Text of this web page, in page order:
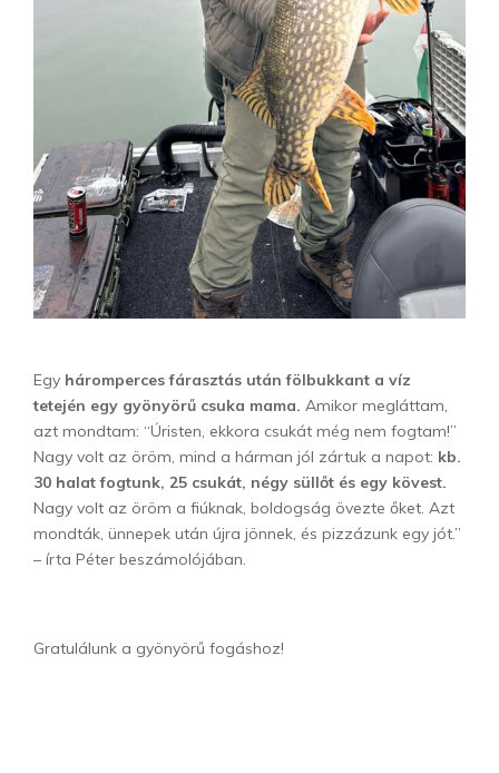
Egy háromperces fárasztás után fölbukkant a víz
tetején egy gyönyörű csuka mama. Amikor megláttam,
azt mondtam: “Úristen, ekkora csukát még nem fogtam!”
Nagy volt az öröm, mind a hárman jól zártuk a napot: kb.
30 halat fogtunk, 25 csukát, négy süllőt és egy kövest.
Nagy volt az öröm a fiúknak, boldogság övezte őket. Azt
mondták, ünnepek után újra jönnek, és pizzázunk egy jót.”
– írta Péter beszámolójában.
Gratulálunk a gyönyörű fogáshoz!